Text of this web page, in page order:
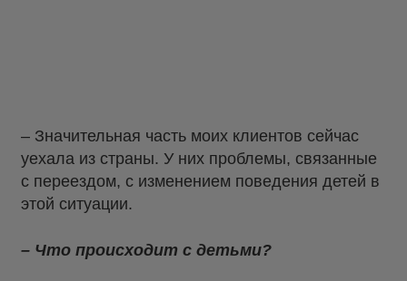
– Значительная часть моих клиентов сейчас
уехала из страны. У них проблемы, связанные
с переездом, с изменением поведения детей в
этой ситуации.
– Что происходит с детьми?